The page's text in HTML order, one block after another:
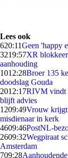
Lees ook
620:11Geen 'happy
3219:57XR
aanhouding
1012:28Broer 135
doodslag Gouda
2012:17RIVM vindt
blijft advies
1209:49Vrouw krijgt
misdienaar in kerk
4609:46PostNL-
2609:32Wegpiraat
Amsterdam
709:28